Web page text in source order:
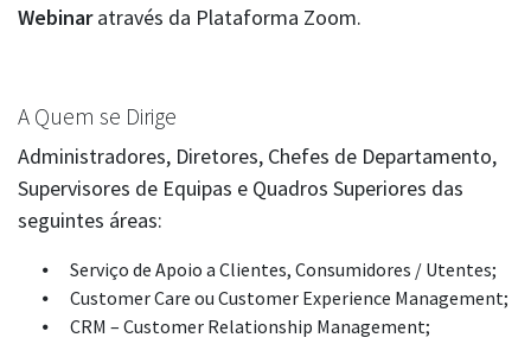
Webinaratravés da Plataforma Zoom.
A Quem se Dirige
Administradores, Diretores, Chefes de Departamento,
Supervisores de Equipas e Quadros Superiores das
seguintes áreas:
Serviço de Apoio a Clientes, Consumidores / Utentes;
Customer Care ou Customer Experience Management;
CRM – Customer Relationship Management;